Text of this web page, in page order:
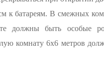
к батареям. В смежных
должны быть особые
комнату 6х6 метров